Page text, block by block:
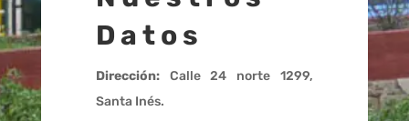
Datos
Dirección:Calle 24 norte 1299,
Santa Inés.